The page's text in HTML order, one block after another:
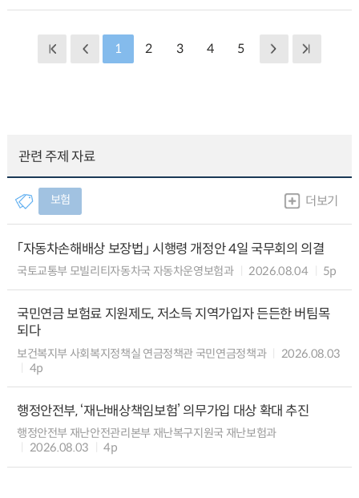
1 2 3 4 5
관련 주제 자료
보험 더보기
「자동차손해배상 보장법」 시행령 개정안 4일 국무회의 의결
국토교통부 모빌리티자동차국 자동차운영보험과 2026.08.04 5p
국민연금 보험료 지원제도, 저소득 지역가입자 든든한 버팀목
되다
보건복지부 사회복지정책실 연금정책관 국민연금정책과
2026.08.03
4p
행정안전부, ‘재난배상책임보험’ 의무가입 대상 확대 추진
행정안전부 재난안전관리본부 재난복구지원국 재난보험과
2026.08.03
4p